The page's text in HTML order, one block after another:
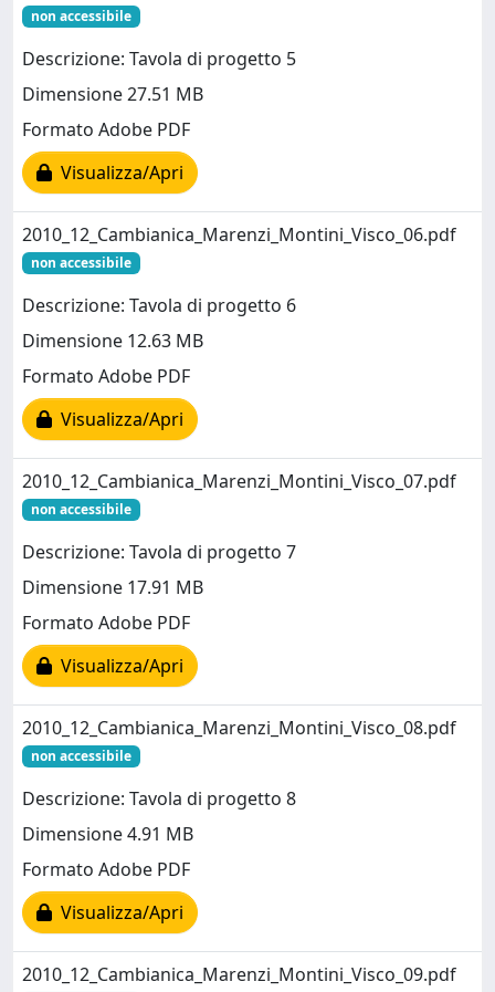
non accessibile
Descrizione: Tavola di progetto 5
Dimensione 27.51 MB
Formato Adobe PDF
Visualizza/Apri
2010_12_Cambianica_Marenzi_Montini_Visco_06.pdf
non accessibile
Descrizione: Tavola di progetto 6
Dimensione 12.63 MB
Formato Adobe PDF
Visualizza/Apri
2010_12_Cambianica_Marenzi_Montini_Visco_07.pdf
non accessibile
Descrizione: Tavola di progetto 7
Dimensione 17.91 MB
Formato Adobe PDF
Visualizza/Apri
2010_12_Cambianica_Marenzi_Montini_Visco_08.pdf
non accessibile
Descrizione: Tavola di progetto 8
Dimensione 4.91 MB
Formato Adobe PDF
Visualizza/Apri
2010_12_Cambianica_Marenzi_Montini_Visco_09.pdf